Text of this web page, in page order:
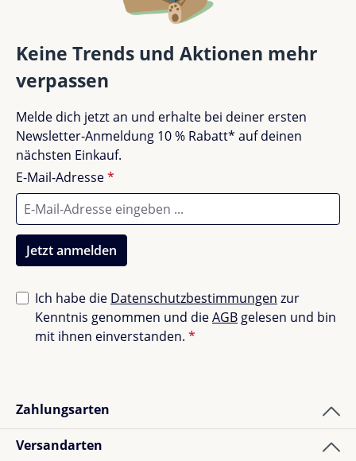
Keine Bewertungen gefunden. Teile deine
Erfahrungen mit anderen.
Keine Trends und Aktionen mehr
verpassen
Melde dich jetzt an und erhalte bei deiner ersten
Newsletter-Anmeldung 10 % Rabatt* auf deinen
nächsten Einkauf.
E-Mail-Adresse*
Jetzt anmelden
Ich habe die Datenschutzbestimmungen zur
Kenntnis genommen und dieAGB gelesen und bin
mit ihnen einverstanden. *
Zahlungsarten
Versandarten